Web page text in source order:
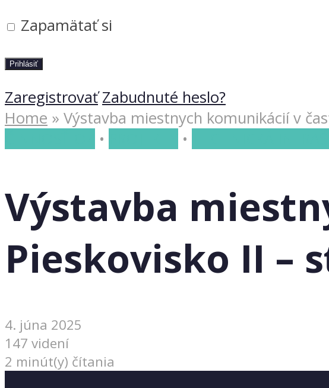
Zapamätať si
Zaregistrovať Zabudnuté heslo?
Home » Výstavba miestnych komunikácií v
• •
Výstavba
Pieskovisko II –
4. júna 2025
147 videní
2 minút(y) čítania